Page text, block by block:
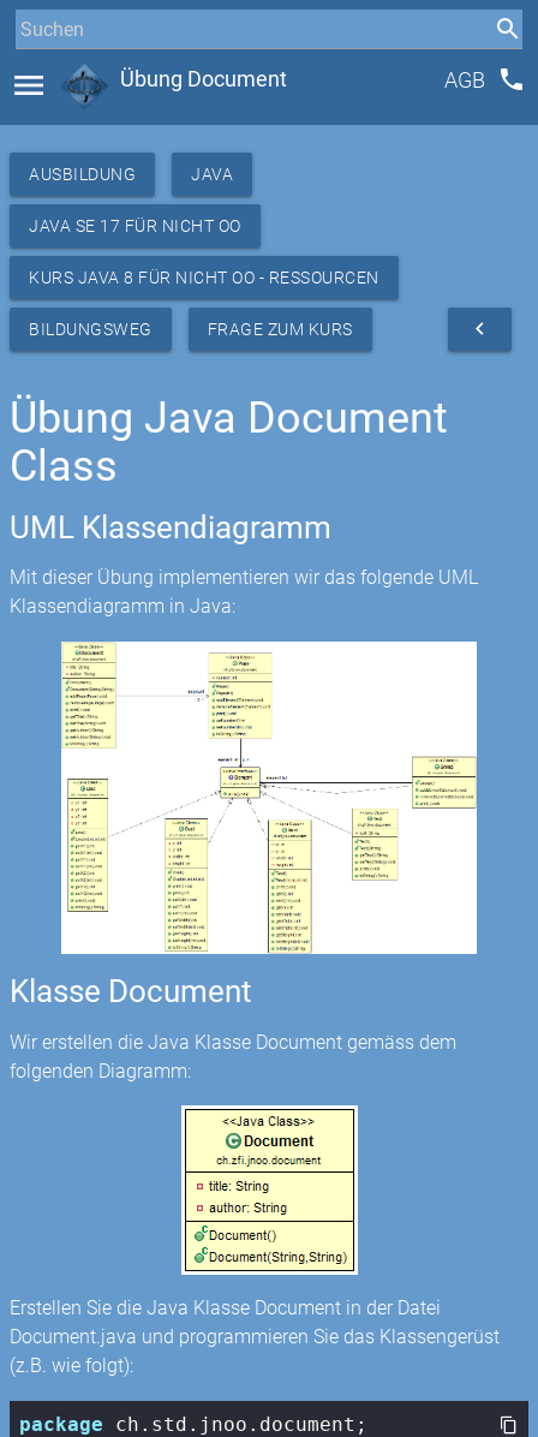
menu Übung Document AGB phone
AUSBILDUNG JAVA
JAVA SE 17 FÜR NICHT OO
KURS JAVA 8 FÜR NICHT OO - RESSOURCEN
BILDUNGSWEG FRAGE ZUM KURS navigate_before
Übung Java Document
Class
UML Klassendiagramm
Mit dieser Übung implementieren wir das folgende UML
Klassendiagramm in Java:
Klasse Document
Wir erstellen die Java Klasse Document gemäss dem
folgenden Diagramm:
Erstellen Sie die Java Klasse Document in der Datei
Document.java und programmieren Sie das Klassengerüst
(z.B. wie folgt):
package ch.std.jnoo.document;